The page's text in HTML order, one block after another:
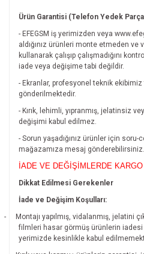
Ürün Garantisi (Telefon Yedek
- EFEGSM iş yerimizden veya
aldığınız ürünleri monte etmeden ve
kullanarak çalışıp çalışmadığını
iade veya değişime tabi değildir.
- Ekranlar, profesyonel teknik
gönderilmektedir.
- Kırık, lehimli, yıpranmış, jelatinsiz
değişimi kabul edilmez.
- Sorun yaşadığınız ürünler için soru-
mağazamıza mesaj gönderebilirsiniz.
İADE VE DEĞİŞİMLERDE
Dikkat Edilmesi Gerekenler
İade ve Değişim Koşulları:
-
Montajı yapılmış, vidalanmış, jelatini
filmleri hasar görmüş ürünlerin iadesi
yerimizde kesinlikle kabul